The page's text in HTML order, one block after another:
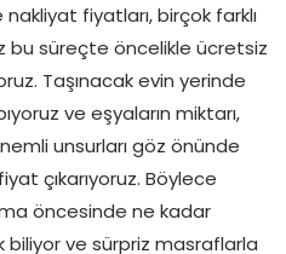
fiyatları, birçok farklı
bu süreçte öncelikle ücretsiz
Taşınacak evin yerinde
ve eşyaların miktarı,
unsurları göz önünde
çıkarıyoruz. Böylece
öncesinde ne kadar
ve sürpriz masraflarla